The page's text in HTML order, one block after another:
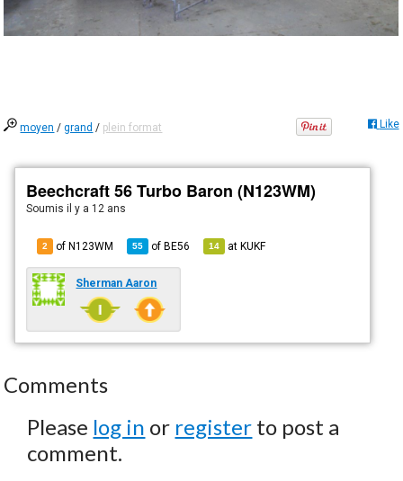
moyen /grand / plein format Like
Beechcraft 56 Turbo Baron (N123WM)
Soumisil y a 12 ans
2 of N123WM 55 ofBE56 14 atKUKF
Sherman Aaron
Comments
Please log in or register to post a
comment.